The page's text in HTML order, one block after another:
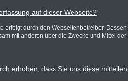
auf dieser Webseite?
erfolgt durch den Webseitenbetreiber.
mit anderen über die Zwecke und Mittel
erhoben, dass Sie uns diese